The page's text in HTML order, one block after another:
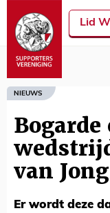
Lid
NIEUWS
Bogarde
van
Er wordt deze